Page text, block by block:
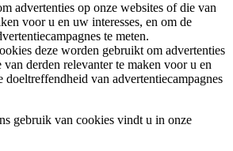
advertenties op onze websites of die van
voor u en uw interesses, en om de
te meten.
deze worden gebruikt om advertenties
derden relevanter te maken voor u en
doeltreffendheid van advertentiecampagnes
gebruik van cookies vindt u in onze